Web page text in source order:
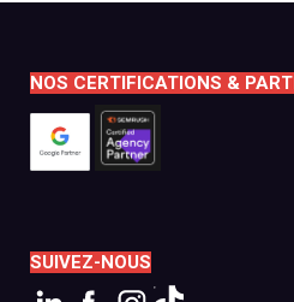
NOS CERTIFICATIONS &
SUIVEZ-NOUS